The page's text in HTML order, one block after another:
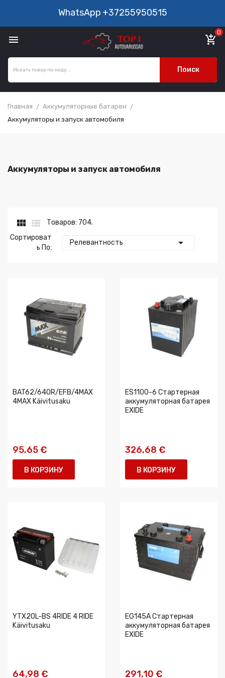
WhatsApp +37255950515
 add_shopping_cart
0
Поиск
Главная
Аккумуляторные батареи
Аккумуляторы и запуск автомобиля
Аккумуляторы и запуск автомобиля
 
Товаров: 704.
Сортироват
Ь По:
Релевантность 
BAT62/640R/EFB/4MAX
4MAX Käivitusaku
95,65 €
В КОРЗИНУ
ES1100-6 Стартерная
аккумуляторная батарея
EXIDE
326,68 €
В КОРЗИНУ
YTX20L-BS 4RIDE 4 RIDE
Käivitusaku
64,98 €
EG145A Стартерная
аккумуляторная батарея
EXIDE
291,10 €